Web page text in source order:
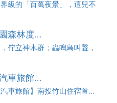
級的「百萬夜景」，這兒不
森林度...
佇立神木群；蟲鳴鳥叫聲，
車旅館...
汽車旅館】南投竹山住宿首...